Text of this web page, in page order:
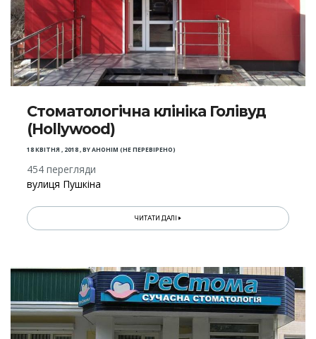
Стоматологічна клініка Голівуд
(Hollywood)
18 КВІТНЯ , 2018,BYАНОНІМ (НЕ ПЕРЕВІРЕНО)
454 перегляди
вулиця Пушкіна
ЧИТАТИ ДАЛІ